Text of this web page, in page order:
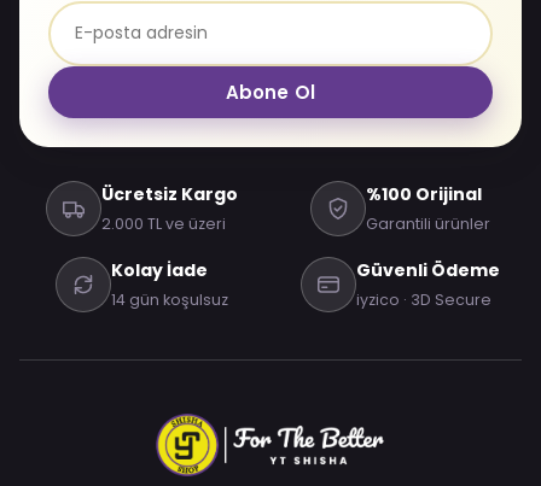
Abone Ol
Ücretsiz Kargo
2.000 TL ve üzeri
%100 Orijinal
Garantili ürünler
Kolay İade
14 gün koşulsuz
Güvenli Ödeme
iyzico · 3D Secure